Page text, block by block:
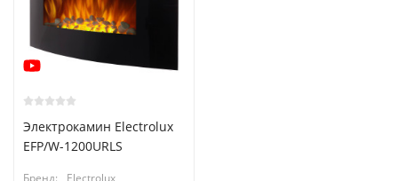
Электрокамин Electrolux
EFP/W-1200URLS
Бренд:
Electrolux